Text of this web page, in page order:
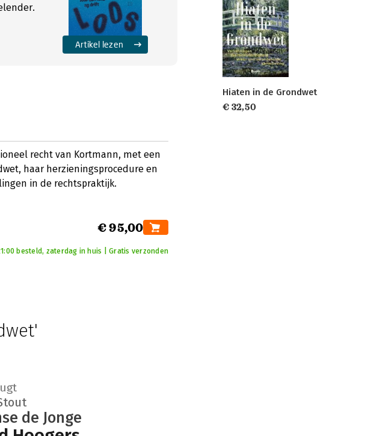
Artikel lezen
recht van Kortmann, met een
haar herzieningsprocedure en
in de rechtspraktijk.
€ 95,00
besteld, zaterdag in huis | Gratis verzonden
de Jonge
Hiaten in de Grondwet
€ 32,50